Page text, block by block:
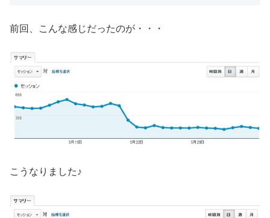
前回、こんな感じだったのが・・・
こうなりました♪